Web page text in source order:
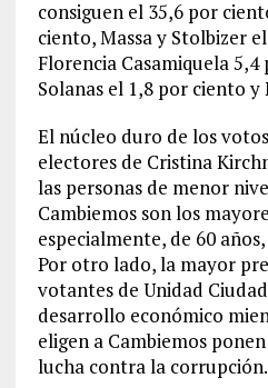
consiguen el 35,6 por
ciento, Massa y Stolbizer
Florencia Casamiquela
Solanas el 1,8 por ciento
El núcleo duro de los
electores de Cristina
las personas de menor
Cambiemos son los
especialmente, de 60
Por otro lado, la mayor
votantes de Unidad
desarrollo económico
eligen a Cambiemos
lucha contra la corrupción.